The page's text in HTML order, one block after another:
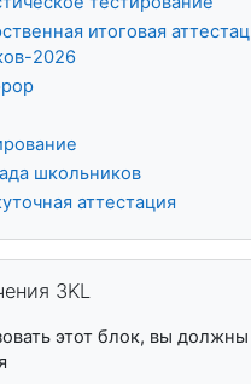
итоговая
2026
школьников
аттестация
3KL
этот блок, вы должны